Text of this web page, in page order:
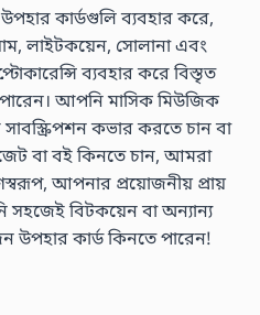
কার্ডগুলি ব্যবহার করে,
লাইটকয়েন, সোলানা এবং
ব্যবহার করে বিস্তৃত
পারেন। আপনি মাসিক মিউজিক
সাবস্ক্রিপশন কভার করতে চান বা
বা বই কিনতে চান, আমরা
আপনার প্রয়োজনীয় প্রায়
বিটকয়েন বা অন্যান্য
উপহার কার্ড কিনতে পারেন!